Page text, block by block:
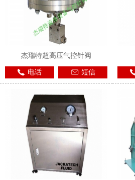
杰瑞特超高压气控针阀
电话 短信